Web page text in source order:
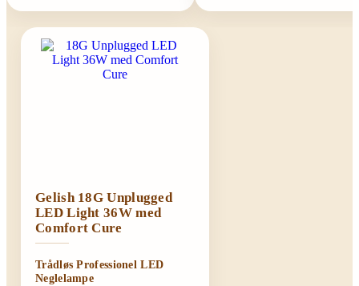
Gelish 18G Unplugged
LED Light 36W med
Comfort Cure
Trådløs Professionel LED
Neglelampe